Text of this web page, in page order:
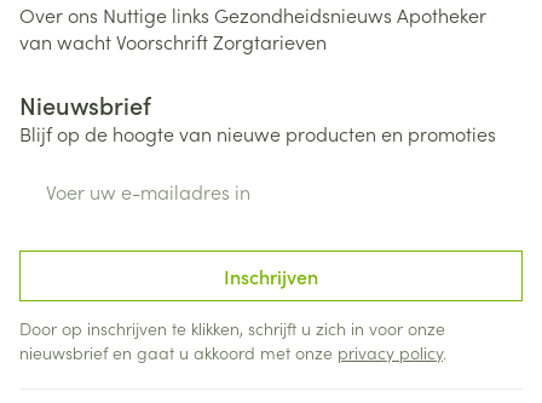
Over ons Nuttige links Gezondheidsnieuws Apotheker
van wachtVoorschriftZorgtarieven
Nieuwsbrief
Blijf op de hoogte van nieuwe producten en promoties
Inschrijven
Door op inschrijven te klikken, schrijft u zich in voor onze
nieuwsbrief en gaat u akkoord met onze privacy policy.